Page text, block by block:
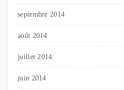
septembre 2014
août 2014
juillet 2014
juin 2014